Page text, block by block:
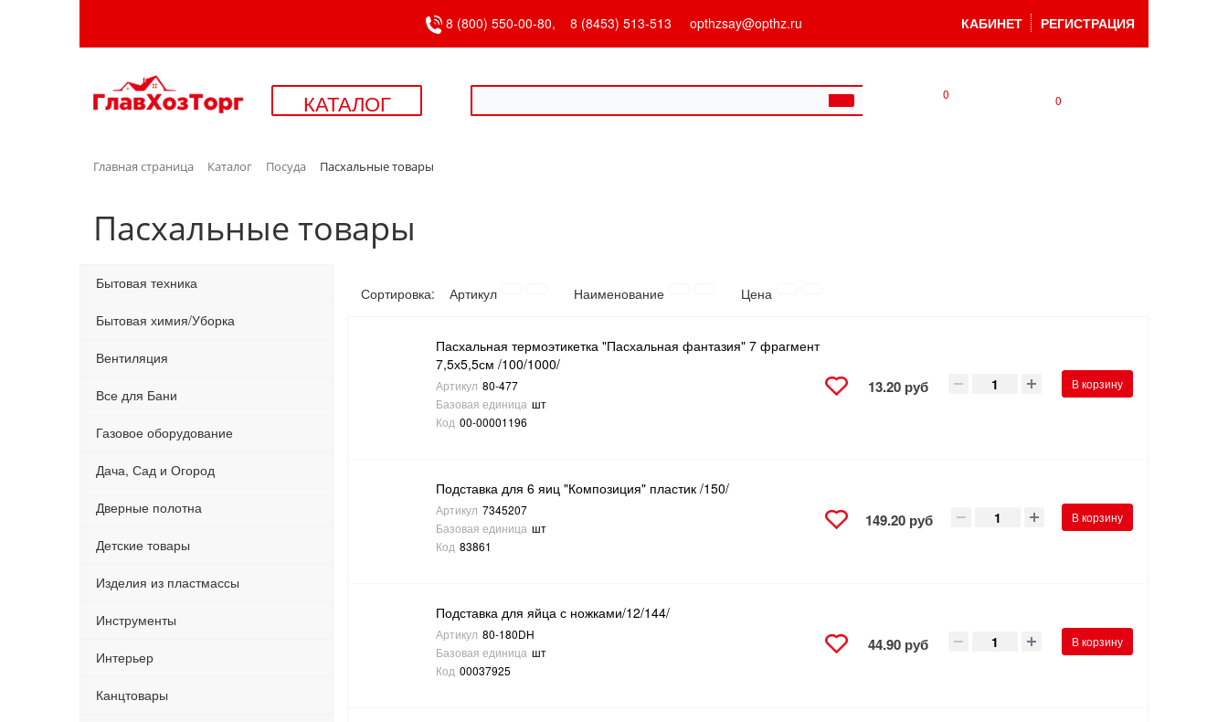
8 (800) 550-00-80, 8 (8453) 513-513 opthzsay@opthz.ru КАБИНЕТ РЕГИСТРАЦИЯ
КАТАЛОГ 0 0
Главная страница Каталог Посуда Пасхальные товары
Пасхальные товары
Бытовая техника
Бытовая химия/Уборка
Вентиляция
Все для Бани
Газовое оборудование
Дача, Сад и Огород
Дверные полотна
Детские товары
Изделия из пластмассы
Инструменты
Интерьер
Канцтовары
Сортировка: Артикул Наименование Цена
Пасхальная термоэтикетка "Пасхальная фантазия" 7 фрагмент
7,5х5,5см /100/1000/
Артикул 80-477
Базовая единица шт
Код 00-00001196
13.20 руб В корзину
Подставка для 6 яиц "Композиция" пластик /150/
Артикул 7345207
Базовая единица шт
Код 83861
149.20 руб В корзину
Подставка для яйца с ножками/12/144/
Артикул 80-180DH
Базовая единица шт
Код 00037925
44.90 руб В корзину